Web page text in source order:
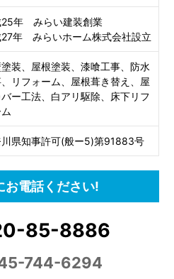
25年 みらい建装創業
27年 みらいホーム株式会社設立
装、屋根塗装、漆喰工事、防水
リフォーム、屋根葺き替え、屋
ー工法、白アリ駆除、床下リフ
県知事許可(般ー5)第91883号
お電話ください!
85-8886
744-6294